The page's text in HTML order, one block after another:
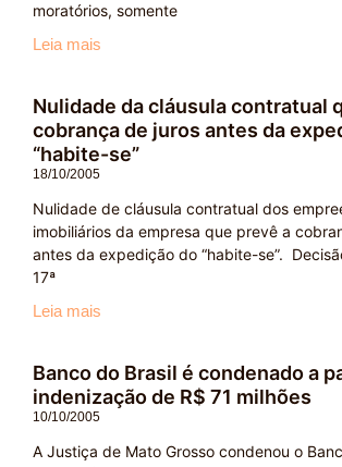
moratórios, somente
Leia mais
Nulidade da cláusula contratual
cobrança de juros antes da
“habite-se”
18/10/2005
Nulidade de cláusula contratual dos
imobiliários da empresa que prevê a
antes da expedição do “habite-se”.
17ª
Leia mais
Banco do Brasil é condenado a
indenização de R$ 71 milhões
10/10/2005
A Justiça de Mato Grosso condenou o